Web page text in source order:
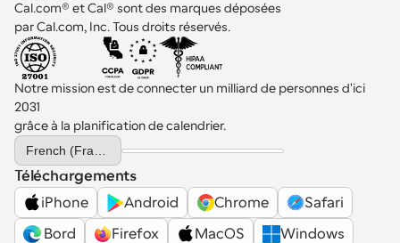
Cal.com® et Cal® sont des marques déposées
par Cal.com, Inc. Tous droits réservés.
Notre mission est de connecter un milliard de personnes d'ici
2031
grâce à la planification de calendrier.
Select Language
Téléchargements
iPhone
Android Chrome
Safari
Bord
Firefox MacOS
Windows